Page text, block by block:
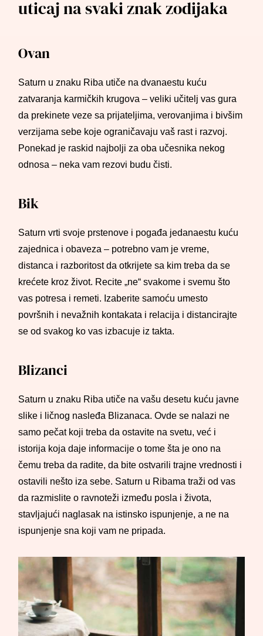
uticaj na svaki znak zodijaka
Ovan
Saturn u znaku Riba utiče na dvanaestu kuću
zatvaranja karmičkih krugova – veliki učitelj vas gura
da prekinete veze sa prijateljima, verovanjima i bivšim
verzijama sebe koje ograničavaju vaš rast i razvoj.
Ponekad je raskid najbolji za oba učesnika nekog
odnosa – neka vam rezovi budu čisti.
Bik
Saturn vrti svoje prstenove i pogađa jedanaestu kuću
zajednica i obaveza – potrebno vam je vreme,
distanca i razboritost da otkrijete sa kim treba da se
krećete kroz život. Recite „ne“ svakome i svemu što
vas potresa i remeti. Izaberite samoću umesto
površnih i nevažnih kontakata i relacija i distancirajte
se od svakog ko vas izbacuje iz takta.
Blizanci
Saturn u znaku Riba utiče na vašu desetu kuću javne
slike i ličnog nasleđa Blizanaca. Ovde se nalazi ne
samo pečat koji treba da ostavite na svetu, već i
istorija koja daje informacije o tome šta je ono na
čemu treba da radite, da bite ostvarili trajne vrednosti i
ostavili nešto iza sebe. Saturn u Ribama traži od vas
da razmislite o ravnoteži između posla i života,
stavljajući naglasak na istinsko ispunjenje, a ne na
ispunjenje sna koji vam ne pripada.